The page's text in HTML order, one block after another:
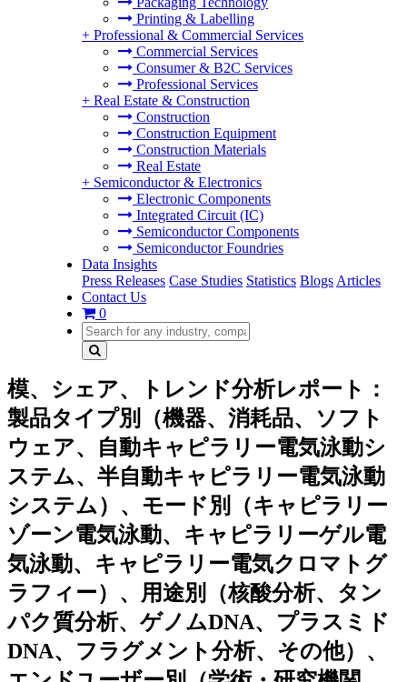
Printing & Labelling
+ Professional & Commercial Services
Commercial Services
Consumer & B2C Services
Professional Services
+ Real Estate & Construction
Construction
Construction Equipment
Construction Materials
Real Estate
+ Semiconductor & Electronics
Electronic Components
Integrated Circuit (IC)
Semiconductor Components
Semiconductor Foundries
Data Insights
Press Releases Case Studies Statistics Blogs Articles
Contact Us
0
模、シェア、トレンド分析レポート：
製品タイプ別（機器、消耗品、ソフト
ウェア、自動キャピラリー電気泳動シ
ステム、半自動キャピラリー電気泳動
システム）、モード別（キャピラリー
ゾーン電気泳動、キャピラリーゲル電
気泳動、キャピラリー電気クロマトグ
ラフィー）、用途別（核酸分析、タン
パク質分析、ゲノムDNA、プラスミド
DNA、フラグメント分析、その他）、